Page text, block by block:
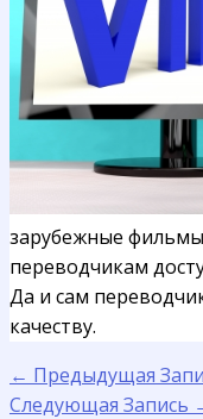
зарубежные
переводчикам
Да и сам
качеству.
← Предыдущая
Следующая Запись